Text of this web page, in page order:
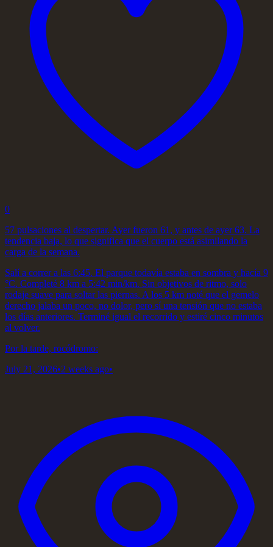
0
57 pulsaciones al despertar. Ayer fueron 61, y antes de ayer 63. La
tendencia baja, lo que significa que el cuerpo está asimilando la
carga de la semana.
Salí a correr a las 6:45. El parque todavía estaba en sombra y hacía 9
°C. Completé 8 km a 5:42 min/km. Sin objetivos de ritmo, solo
rodaje suave para soltar las piernas. A los 5 km noté que el gemelo
derecho jalaba un poco, no dolor, pero sí una tensión que no estaba
los días anteriores. Terminé igual el recorrido y estiré cinco minutos
al volver.
Por la tarde, rocódromo:
July 21, 2026•2 weeks ago•